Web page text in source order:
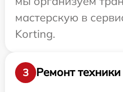
мастерскую в
Korting.
3
Ремонт техники